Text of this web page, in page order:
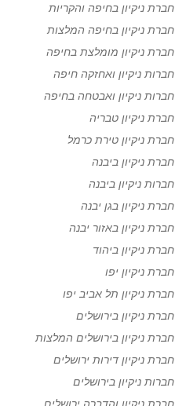
חברת ניקיון בחיפה והקריות
חברת ניקיון בחיפה המלצות
חברת ניקיון מומלצת בחיפה
חברות ניקיון ואחזקה חיפה
חברות ניקיון ואבטחה בחיפה
חברת ניקיון טבריה
חברת ניקיון טירת כרמל
חברת ניקיון ביבנה
חברות ניקיון ביבנה
חברת ניקיון בגן יבנה
חברת ניקיון באזור יבנה
חברת ניקיון ביהוד
חברת ניקיון יפו
חברת ניקיון תל אביב יפו
חברת ניקיון בירושלים
חברת ניקיון בירושלים המלצות
חברת ניקיון דירות ירושלים
חברות ניקיון בירושלים